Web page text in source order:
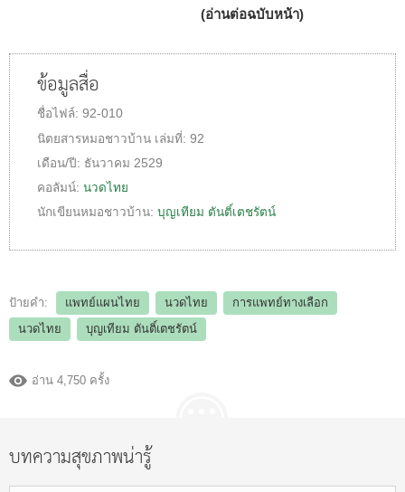
(อ่านต่อฉบับหน้า)
ข้อมูลสื่อ
ชื่อไฟล์: 92-010
นิตยสารหมอชาวบ้าน เล่มที่: 92
เดือน/ปี: ธันวาคม 2529
คอลัมน์: นวดไทย
นักเขียนหมอชาวบ้าน: บุญเทียม ตันติ์เตชรัตน์
ป้ายคำ: แพทย์แผนไทย นวดไทย
การแพทย์ทางเลือก
นวดไทย
บุญเทียม ตันติ์เตชรัตน์
อ่าน 4,750 ครั้ง
บทความสุขภาพน่ารู้